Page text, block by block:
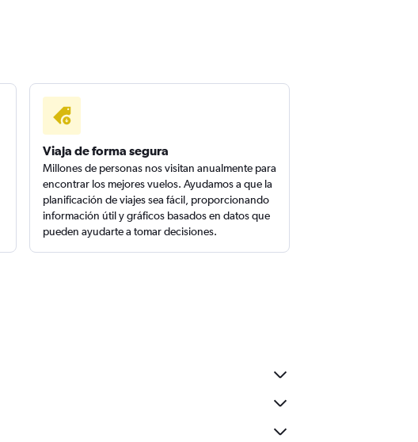
Viaja de forma segura
Millones de personas nos visitan anualmente para
encontrar los mejores vuelos. Ayudamos a que la
planificación de viajes sea fácil, proporcionando
información útil y gráficos basados en datos que
pueden ayudarte a tomar decisiones.